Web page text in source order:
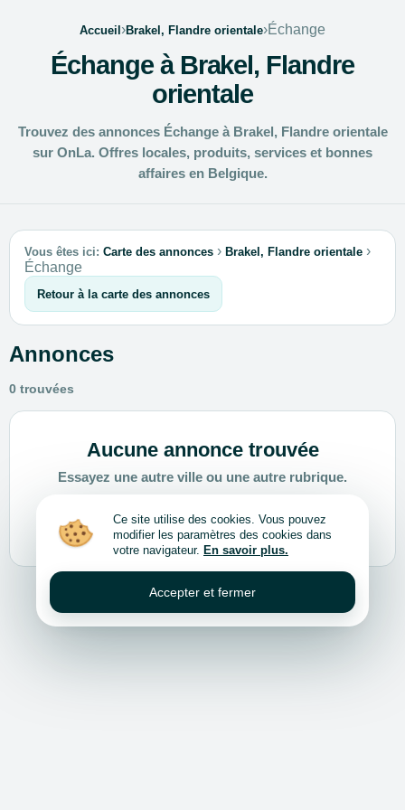
Accueil›Brakel, Flandre orientale›Échange
Échange à Brakel, Flandre
orientale
Trouvez des annonces Échange à Brakel, Flandre orientale
sur OnLa. Offres locales, produits, services et bonnes
affaires en Belgique.
Vous êtes ici: Carte des annonces › Brakel, Flandre orientale ›
Échange
Retour à la carte des annonces
Annonces
0 trouvées
Aucune annonce trouvée
Essayez une autre ville ou une autre rubrique.
Choisir une autre ville ou rubrique
Ce site utilise des cookies. Vous pouvez
modifier les paramètres des cookies dans
votre navigateur. En savoir plus.
Accepter et fermer